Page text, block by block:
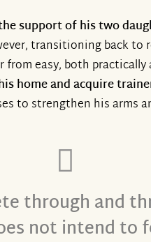
support of his two
transitioning back to
easy, both
home and acquire
to strengthen his arms
through and
not intend to